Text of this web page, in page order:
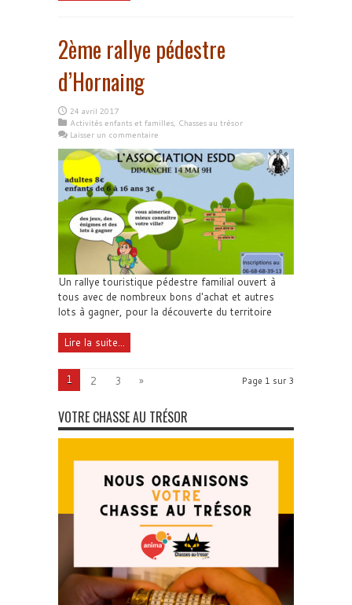
2ème rallye pédestre
d’Hornaing
24 avril 2017
Activités enfants et familles, Chasses au trésor
Laisser un commentaire
Un rallye touristique pédestre familial ouvert à
tous avec de nombreux bons d'achat et autres
lots à gagner, pour la découverte du territoire
Lire la suite...
Page 1 sur 3
1 2 3 »
VOTRE CHASSE AU TRÉSOR